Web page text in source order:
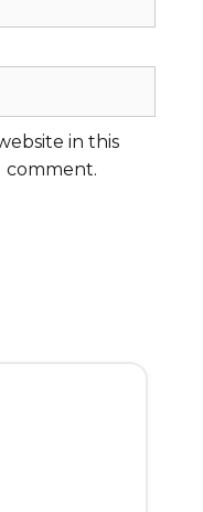
in this
comment.